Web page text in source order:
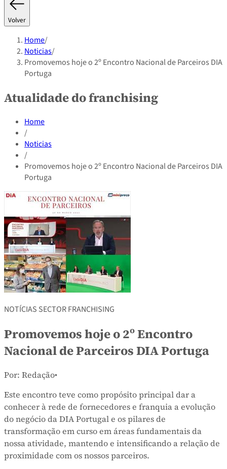
Volver
Home/
Noticias/
Promovemos hoje o 2º Encontro Nacional de Parceiros DIA
Portuga
Atualidade do franchising
Home
/
Noticias
/
Promovemos hoje o 2º Encontro Nacional de Parceiros DIA
Portuga
NOTÍCIAS SECTOR FRANCHISING
Promovemos hoje o 2º Encontro
Nacional de Parceiros DIA Portuga
Por: Redação•
Este encontro teve como propósito principal dar a
conhecer à rede de fornecedores e franquia a evolução
do negócio da DIA Portugal e os pilares de
transformação em curso em áreas fundamentais da
nossa atividade, mantendo e intensificando a relação de
proximidade com os nossos parceiros.